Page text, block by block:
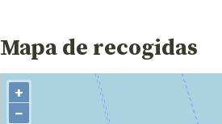
Mapa de recogidas
+
−